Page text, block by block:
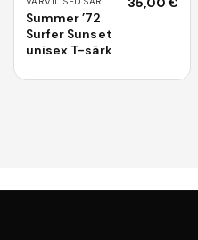
Summer ’72
Surfer Sunset
unisex T-särk